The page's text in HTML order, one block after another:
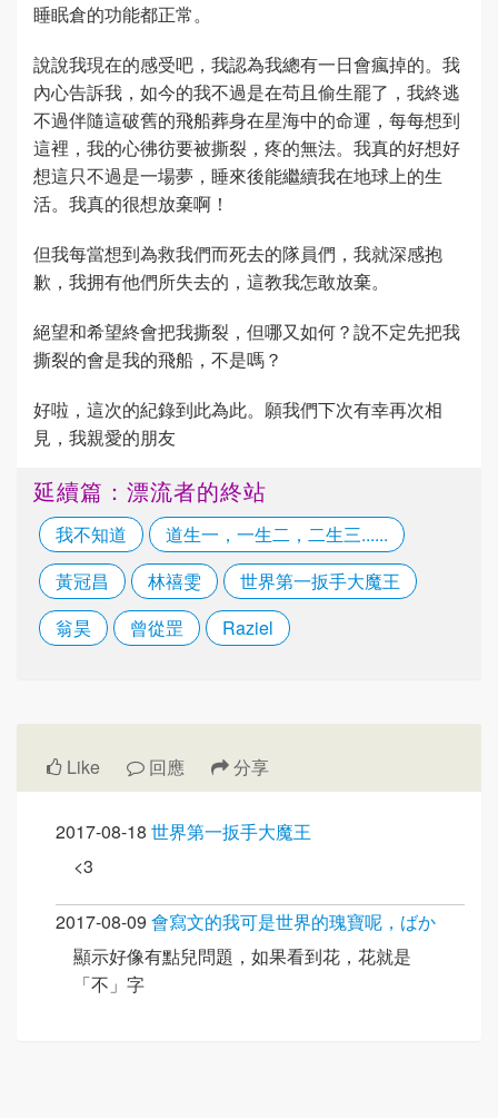
睡眠倉的功能都正常。
說說我現在的感受吧，我認為我總有一日會瘋掉的。我
內心告訴我，如今的我不過是在苟且偷生罷了，我終逃
不過伴隨這破舊的飛船葬身在星海中的命運，每每想到
這裡，我的心彿彷要被撕裂，疼的無法。我真的好想好
想這只不過是一場夢，睡來後能繼續我在地球上的生
活。我真的很想放棄啊！
但我每當想到為救我們而死去的隊員們，我就深感抱
歉，我拥有他們所失去的，這教我怎敢放棄。
絕望和希望終會把我撕裂，但哪又如何？說不定先把我
撕裂的會是我的飛船，不是嗎？
好啦，這次的紀錄到此為此。願我們下次有幸再次相
見，我親愛的朋友
延續篇：漂流者的終站
我不知道
道生一，一生二，二生三......
黃冠昌
林禧雯
世界第一扳手大魔王
翁昊
曾從罡 Raziel
Like 回應 分享
2017-08-18 世界第一扳手大魔王
<3
2017-08-09 會寫文的我可是世界的瑰寶呢，ばか
顯示好像有點兒問題，如果看到花，花就是
「不」字